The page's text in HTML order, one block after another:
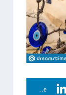
Linkedin Share